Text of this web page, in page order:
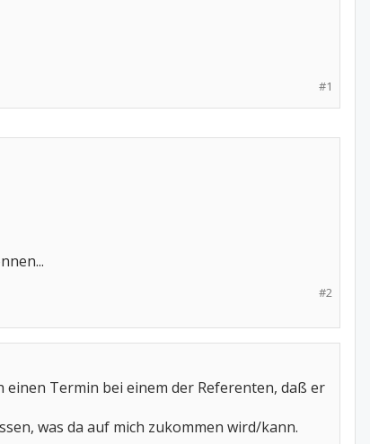
#1
#2
einen Termin bei einem der Referenten, daß er
was da auf mich zukommen wird/kann.